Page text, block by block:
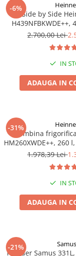
-6%
Side by Side
H439NFBKWDE++,
Display, Dozator de
E, H 177,
2.700,00 Lei
IN
ADAUGA IN
-31%
Combina
HM260XWDE++, 260
apa, Control1.978,39 Lei
IN
ADAUGA IN
-21% Samus
Frigider Samus